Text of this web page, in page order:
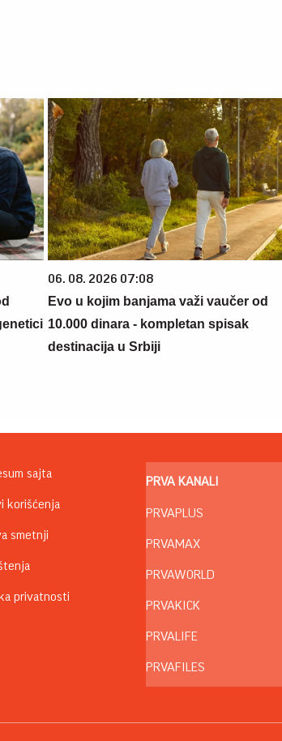
06. 08. 2026 07:08
Evo u kojim banjama važi vaučer od
10.000 dinara - kompletan spisak
destinacija u Srbiji
sajta
korišćenja
smetnji
privatnosti
PRVA KANALI
PRVAPLUS
PRVAMAX
PRVAWORLD
PRVAKICK
PRVALIFE
PRVAFILES